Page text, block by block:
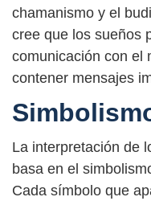
chamanismo y el
cree que los sueños
comunicación con el
contener mensajes
La interpretación de
basa en el
Cada símbolo que